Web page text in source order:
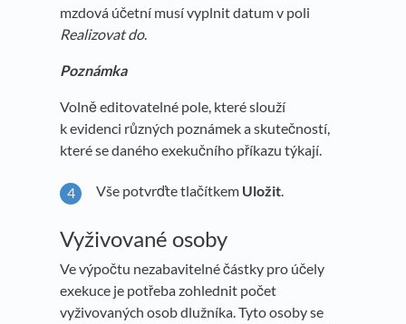
mzdová účetní musí vyplnit datum v poli
Realizovat do.
Poznámka
Volně editovatelné pole, které slouží
k evidenci různých poznámek a skutečností,
které se daného exekučního příkazu týkají.
Vše potvrďte tlačítkem Uložit
Vyživované osoby
Ve výpočtu nezabavitelné částky pro účely
exekuce je potřeba zohlednit počet
vyživovaných osob dlužníka. Tyto osoby se